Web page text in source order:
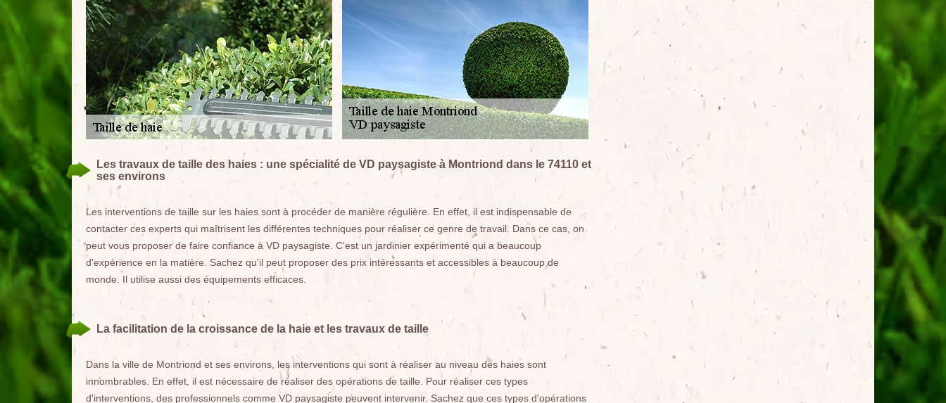
Les travaux de taille des haies : une spécialité de VD paysagiste à Montriond dans le 74110 et
ses environs
Les interventions de taille sur les haies sont à procéder de manière régulière. En effet, il est indispensable de
contacter ces experts qui maîtrisent les différentes techniques pour réaliser ce genre de travail. Dans ce cas, on
peut vous proposer de faire confiance à VD paysagiste. C'est un jardinier expérimenté qui a beaucoup
d'expérience en la matière. Sachez qu'il peut proposer des prix intéressants et accessibles à beaucoup de
monde. Il utilise aussi des équipements efficaces.
La facilitation de la croissance de la haie et les travaux de taille
Dans la ville de Montriond et ses environs, les interventions qui sont à réaliser au niveau des haies sont
innombrables. En effet, il est nécessaire de réaliser des opérations de taille. Pour réaliser ces types
d'interventions, des professionnels comme VD paysagiste peuvent intervenir. Sachez que ces types d'opérations